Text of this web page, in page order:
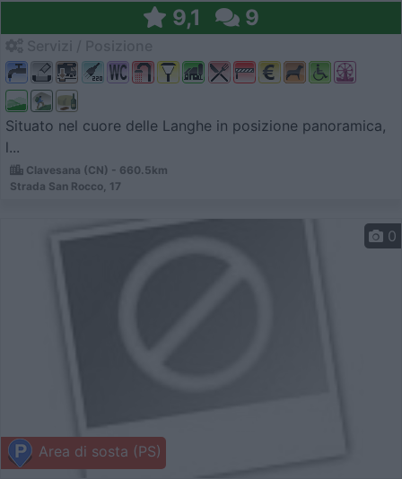
9,1 9
Situato nel cuore delle Langhe in posizione panoramica,
l...
Clavesana (CN) - 660.5km
Strada San Rocco, 17
Area di sosta (PS)
0